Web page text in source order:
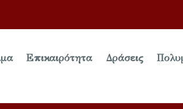
Επικαιρότητα Δράσεις